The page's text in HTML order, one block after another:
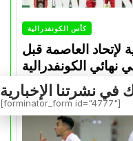
كأس الكونفدرالية
لإتحاد العاصمة قبل
نهائي الكونفدرالية
Avril 30, 2026
[forminator_form id="4777"]